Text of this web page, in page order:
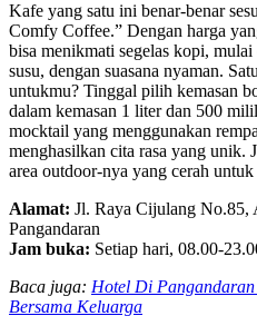
Kafe yang satu ini benar-benar
Comfy Coffee.” Dengan harga
bisa menikmati segelas kopi,
susu, dengan suasana nyaman.
untukmu? Tinggal pilih kemasan
dalam kemasan 1 liter dan 500
mocktail yang menggunakan
menghasilkan cita rasa yang unik.
area outdoor-nya yang cerah
Alamat: Jl. Raya Cijulang No.85,
Pangandaran
Jam buka: Setiap hari, 08.00-
Baca juga: Hotel Di
Bersama Keluarga